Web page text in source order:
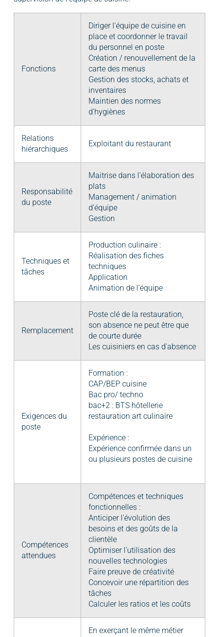
Fonctions
Diriger l'équipe de cuisine en
place et coordonner le travail
du personnel en poste
Création / renouvellement de la
carte des menus
Gestion des stocks, achats et
inventaires
Maintien des normes
d'hygiènes
Relations
hiérarchiques
Exploitant du restaurant
Responsabilité
du poste
Maitrise dans l'élaboration des
plats
Management / animation
d'équipe
Gestion
Techniques et
tâches
Production culinaire :
Réalisation des fiches
techniques
Application
Animation de l'équipe
Remplacement
Poste clé de la restauration,
son absence ne peut être que
de courte durée
Les cuisiniers en cas d'absence
Exigences du
poste
Formation :
CAP/BEP cuisine
Bac pro/ techno
bac+2 : BTS hôtellerie
restauration art culinaire
Expérience :
Expérience confirmée dans un
ou plusieurs postes de cuisine
Compétences
attendues
Compétences et techniques
fonctionnelles :
Anticiper l'évolution des
besoins et des goûts de la
clientèle
Optimiser l'utilisation des
nouvelles technologies
Faire preuve de créativité
Concevoir une répartition des
tâches
Calculer les ratios et les coûts
En exerçant le même métier